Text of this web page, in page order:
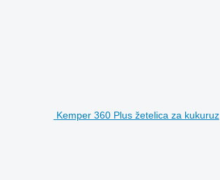
Kemper 360 Plus žetelica za kukuruz